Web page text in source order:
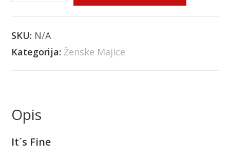
SKU: N/A
Kategorija:Ženske Majice
Opis
It´s Fine